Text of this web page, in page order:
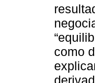
como